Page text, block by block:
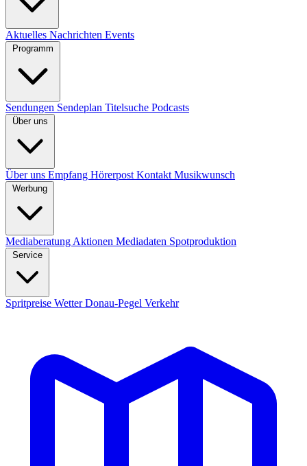
Aktuelles Nachrichten Events
Programm
Sendungen Sendeplan Titelsuche Podcasts
Über uns
Über uns Empfang Hörerpost Kontakt Musikwunsch
Werbung
Mediaberatung Aktionen Mediadaten Spotproduktion
Service
Spritpreise WetterDonau-Pegel Verkehr